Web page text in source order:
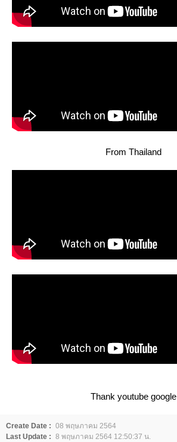
From Thailand
Thank youtube google
Create Date : 08 พฤษภาคม 2564
Last Update : 8 พฤษภาคม 2564 12:50:37 น.